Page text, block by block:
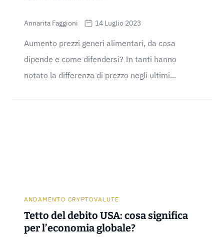
Annarita Faggioni 14 Luglio 2023
Aumento prezzi generi alimentari, da cosa
dipende e come difendersi? In tanti hanno
notato la differenza di prezzo negli ultimi...
ANDAMENTO CRYPTOVALUTE
Tetto del debito USA: cosa significa
per l’economia globale?